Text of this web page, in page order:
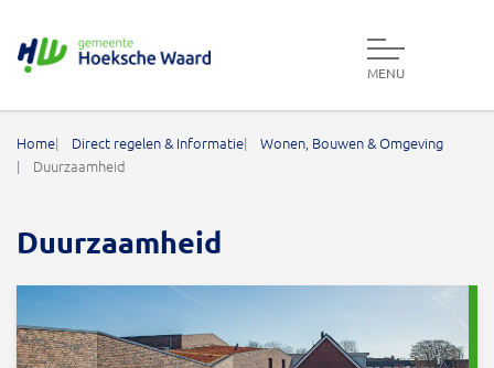
MENU
Home Direct regelen & Informatie
Wonen, Bouwen & Omgeving
Duurzaamheid
Duurzaamheid